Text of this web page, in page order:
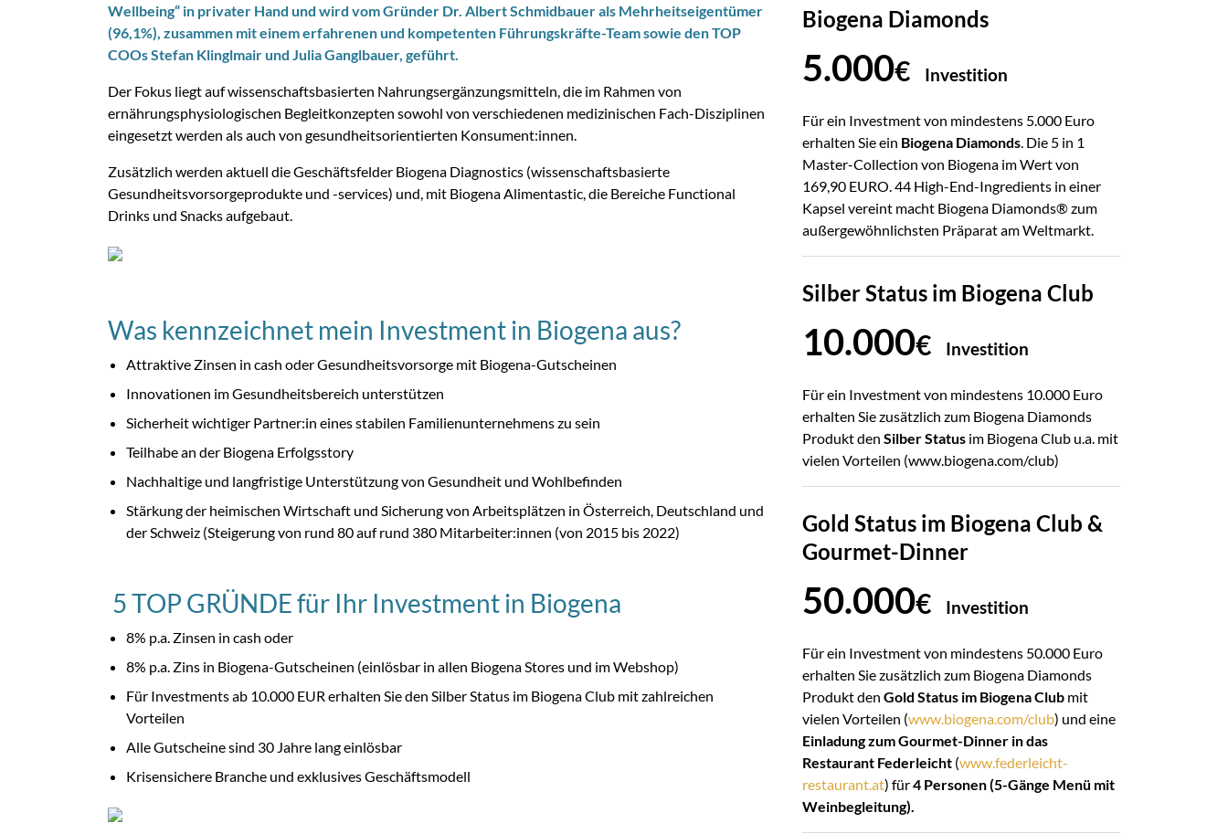
Wellbeing“ in privater Hand und wird vom Gründer Dr. Albert Schmidbauer als Mehrheitseigentümer
(96,1%), zusammen mit einem erfahrenen und kompetenten Führungskräfte-Team sowie den TOP
COOs Stefan Klinglmair und Julia Ganglbauer, geführt.
Der Fokus liegt auf wissenschaftsbasierten Nahrungsergänzungsmitteln, die im Rahmen von
ernährungsphysiologischen Begleitkonzepten sowohl von verschiedenen medizinischen Fach-Disziplinen
eingesetzt werden als auch von gesundheitsorientierten Konsument:innen.
Zusätzlich werden aktuell die Geschäftsfelder Biogena Diagnostics (wissenschaftsbasierte
Gesundheitsvorsorgeprodukte und -services) und, mit Biogena Alimentastic, die Bereiche Functional
Drinks und Snacks aufgebaut.
Was kennzeichnet mein Investment in Biogena aus?
Attraktive Zinsen in cash oder Gesundheitsvorsorge mit Biogena-Gutscheinen
Innovationen im Gesundheitsbereich unterstützen
Sicherheit wichtiger Partner:in eines stabilen Familienunternehmens zu sein
Teilhabe an der Biogena Erfolgsstory
Nachhaltige und langfristige Unterstützung von Gesundheit und Wohlbefinden
Stärkung der heimischen Wirtschaft und Sicherung von Arbeitsplätzen in Österreich, Deutschland und
der Schweiz (Steigerung von rund 80 auf rund 380 Mitarbeiter:innen (von 2015 bis 2022)
5 TOP GRÜNDE für Ihr Investment in Biogena
8% p.a. Zinsen in cash oder
8% p.a. Zins in Biogena-Gutscheinen (einlösbar in allen Biogena Stores und im Webshop)
Für Investments ab 10.000 EUR erhalten Sie den Silber Status im Biogena Club mit zahlreichen
Vorteilen
Alle Gutscheine sind 30 Jahre lang einlösbar
Krisensichere Branche und exklusives Geschäftsmodell
Biogena Diamonds
5.000€ Investition
Für ein Investment von mindestens 5.000 Euro
erhalten Sie ein Biogena Diamonds . Die 5 in 1
Master-Collection von Biogena im Wert von
169,90 EURO. 44 High-End-Ingredients in einer
Kapsel vereint macht Biogena Diamonds® zum
außergewöhnlichsten Präparat am Weltmarkt.
Silber Status im Biogena Club
10.000€ Investition
Für ein Investment von mindestens 10.000 Euro
erhalten Sie zusätzlich zum Biogena Diamonds
Produkt den Silber Status im Biogena Club u.a. mit
vielen Vorteilen (www.biogena.com/club)
Gold Status im Biogena Club &
Gourmet-Dinner
50.000€ Investition
Für ein Investment von mindestens 50.000 Euro
erhalten Sie zusätzlich zum Biogena Diamonds
Produkt den Gold Status im Biogena Club mit
vielen Vorteilen (www.biogena.com/club) und eine
Einladung zum Gourmet-Dinner in das
Restaurant Federleicht (www.federleicht-
restaurant.at) für4 Personen (5-Gänge Menü mit
Weinbegleitung).